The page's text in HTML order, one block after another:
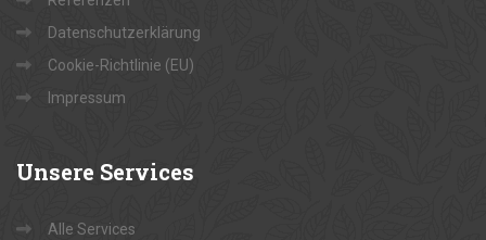
Datenschutzerklärung
Cookie-Richtlinie (EU)
Impressum
Unsere Services
Alle Services